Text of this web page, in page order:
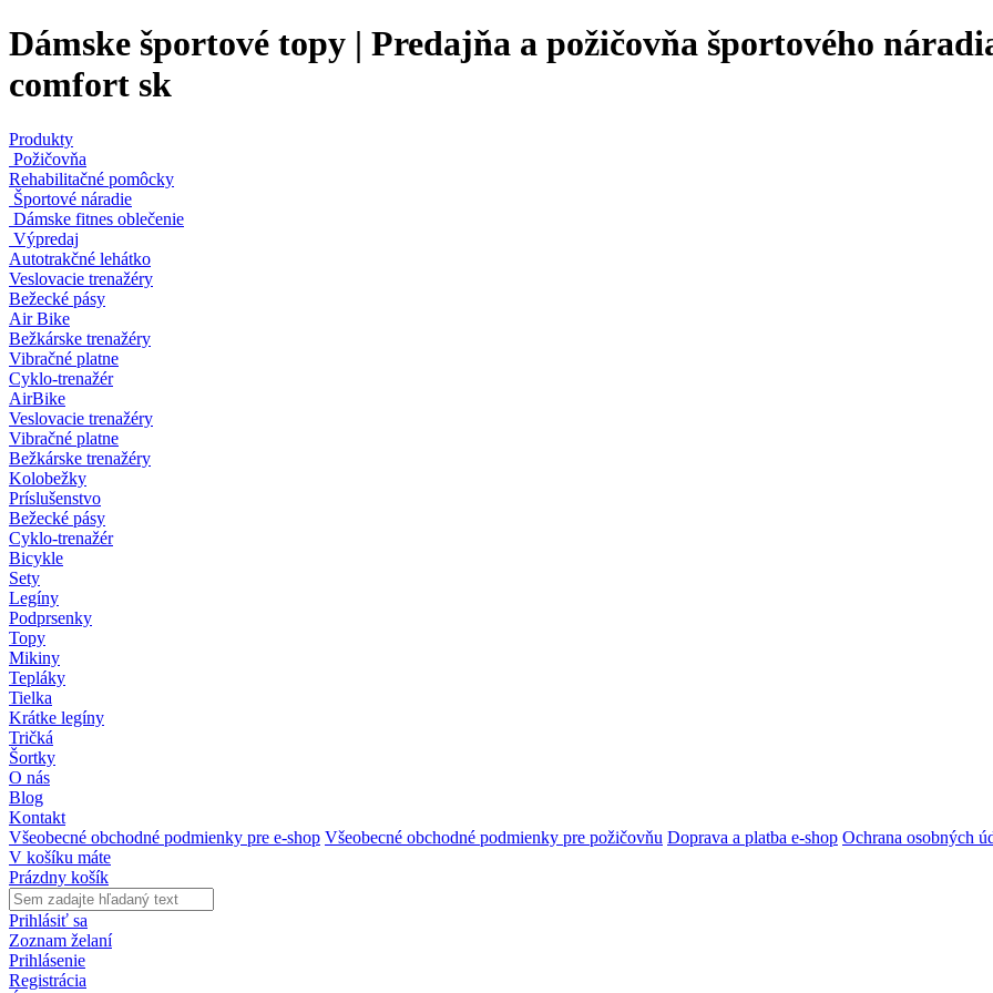
Dámske športové topy | Predajňa a požičovňa športového
comfort sk
Produkty
Požičovňa
Rehabilitačné pomôcky
Športové náradie
Dámske fitnes oblečenie
Výpredaj
Autotrakčné lehátko
Veslovacie trenažéry
Bežecké pásy
Air Bike
Bežkárske trenažéry
Vibračné platne
Cyklo-trenažér
AirBike
Veslovacie trenažéry
Vibračné platne
Bežkárske trenažéry
Kolobežky
Príslušenstvo
Bežecké pásy
Cyklo-trenažér
Bicykle
Sety
Legíny
Podprsenky
Topy
Mikiny
Tepláky
Tielka
Krátke legíny
Tričká
Šortky
O nás
Blog
Kontakt
Všeobecné obchodné podmienky pre e-shop Všeobecné obchodné podmienky pre požičovňu Doprava a platba e-shop Ochrana osobných
V košíku máte
Prázdny košík
Prihlásiť sa
Zoznam želaní
Prihlásenie
Registrácia